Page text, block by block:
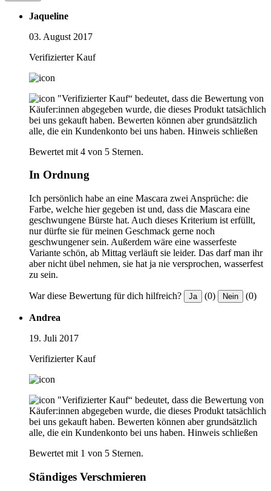
Jaqueline
03. August 2017
Verifizierter Kauf
"Verifizierter Kauf“ bedeutet, dass die Bewertung von
Käufer:innen abgegeben wurde, die dieses Produkt tatsächlich
bei uns gekauft haben. Bewerten können aber grundsätzlich
alle, die ein Kundenkonto bei uns haben. Hinweis schließen
Bewertet mit 4 von 5 Sternen.
In Ordnung
Ich persönlich habe an eine Mascara zwei Ansprüche: die
Farbe, welche hier gegeben ist und, dass die Mascara eine
geschwungene Bürste hat. Auch dieses Kriterium ist erfüllt,
nur dürfte sie für meinen Geschmack gerne noch
geschwungener sein. Außerdem wäre eine wasserfeste
Variante schön, ab Mittag verläuft sie leider. Das darf man ihr
aber nicht übel nehmen, sie hat ja nie versprochen, wasserfest
zu sein.
War diese Bewertung für dich hilfreich? Ja (0) Nein (0)
Andrea
19. Juli 2017
Verifizierter Kauf
"Verifizierter Kauf“ bedeutet, dass die Bewertung von
Käufer:innen abgegeben wurde, die dieses Produkt tatsächlich
bei uns gekauft haben. Bewerten können aber grundsätzlich
alle, die ein Kundenkonto bei uns haben. Hinweis schließen
Bewertet mit 1 von 5 Sternen.
Ständiges Verschmieren